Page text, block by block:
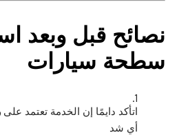
نصائح قبل وبعد
سطحة سيارات
اتأكد دايمًا إن الخدمة تعتمد على
أي شد